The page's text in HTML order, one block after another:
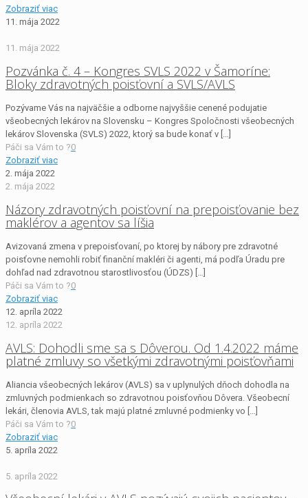
Zobraziť viac
11. mája 2022
11. mája 2022
Pozvánka č. 4 – Kongres SVLS 2022 v Šamoríne:
Bloky zdravotných poisťovní a SVLS/AVLS
Pozývame Vás na najväčšie a odborne najvyššie cenené podujatie
všeobecných lekárov na Slovensku – Kongres Spoločnosti všeobecných
lekárov Slovenska (SVLS) 2022, ktorý sa bude konať v
Páči sa Vám to ?0
Zobraziť viac
2. mája 2022
2. mája 2022
Názory zdravotných poisťovní na prepoisťovanie bez
maklérov a agentov sa líšia
Avizovaná zmena v prepoisťovaní, po ktorej by nábory pre zdravotné
poisťovne nemohli robiť finanční makléri či agenti, má podľa Úradu pre
dohľad nad zdravotnou starostlivosťou (ÚDZS) […]
Páči sa Vám to ?0
Zobraziť viac
12. apríla 2022
12. apríla 2022
AVLS: Dohodli sme sa s Dôverou. Od 1.4.2022 máme
platné zmluvy so všetkými zdravotnými poisťovňami
Aliancia všeobecných lekárov (AVLS) sa v uplynulých dňoch dohodla na
zmluvných podmienkach so zdravotnou poisťovňou Dôvera. Všeobecní
lekári, členovia AVLS, tak majú platné zmluvné podmienky vo […]
Páči sa Vám to ?0
Zobraziť viac
5. apríla 2022
5. apríla 2022